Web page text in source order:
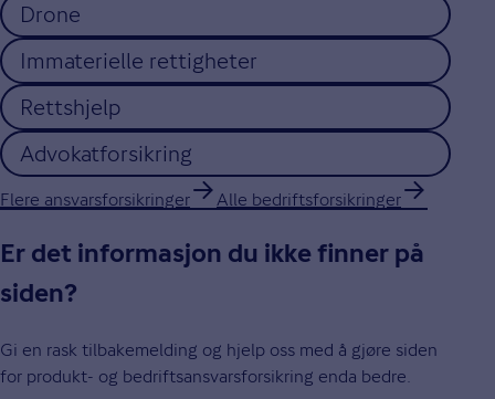
Drone
Immaterielle rettigheter
Rettshjelp
Advokatforsikring
Flere ansvarsforsikringer Alle bedriftsforsikringer
Er det informasjon du ikke finner på
siden?
Gi en rask tilbakemelding og hjelp oss med å gjøre siden
for produkt- og bedriftsansvarsforsikring enda bedre.